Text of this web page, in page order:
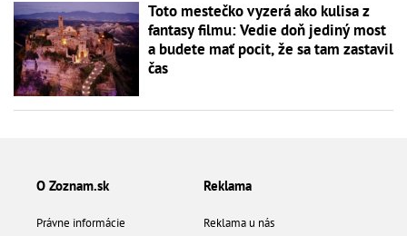
Toto mestečko vyzerá ako kulisa z
fantasy filmu: Vedie doň jediný most
a budete mať pocit, že sa tam zastavil
čas
O Zoznam.sk
Právne informácie
Reklama
Reklama u nás